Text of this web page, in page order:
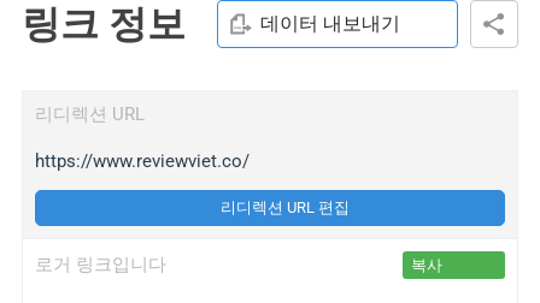
링크 정보 데이터 내보내기
리디렉션 URL
https://www.reviewviet.co/
리디렉션 URL 편집
로거 링크입니다 복사